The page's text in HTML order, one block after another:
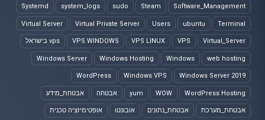
Software_Management
Steam
sudo
system_logs
Systemd
Terminal
ubuntu
Users
Virtual Private Server
Virtual Server
Virtual_Server
VPS
VPS LINUX
VPS WINDOWS vps בישראל
web hosting
Windows
Windows Hosting
Windows Server
Windows Server 2019
Windows VPS
WordPress
WordPress Hosting
WOW
yum אבטחה אבטחת_מידע
אבטחת_מערכת אבטחת_נתונים אובונטו אופטימיזציה טכנית